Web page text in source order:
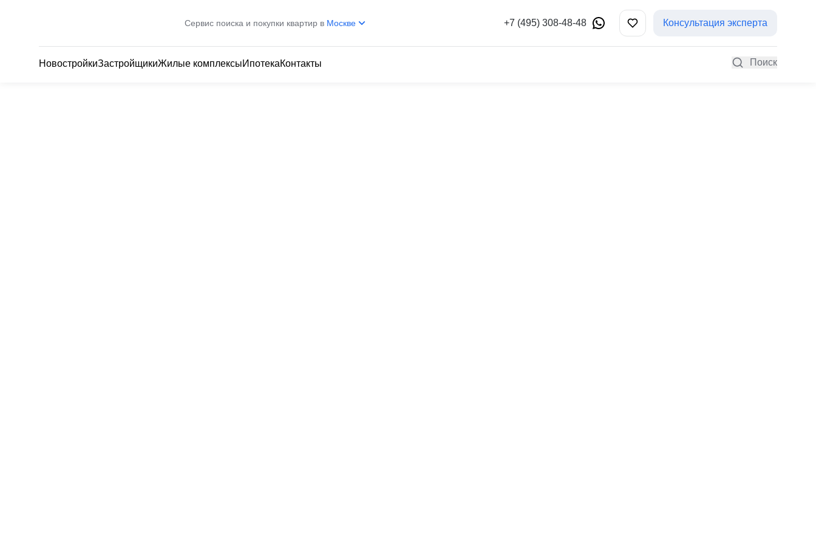
Сервис поиска и покупки квартир в Москве +7 (495) 308-48-48 Консультация эксперта
НовостройкиЗастройщикиЖилые комплексыИпотекаКонтакты Поиск